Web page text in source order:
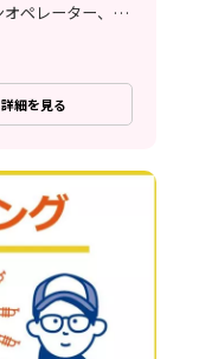
検査、組立・組付け、加工、マシンオペレーター、品質管理、メンテナンス・保全、フォークリフト、玉掛け・クレーン、ライン作業、鋳造・鍛造、立ち作業、溶接、塗装、バリ取り
詳細を見る